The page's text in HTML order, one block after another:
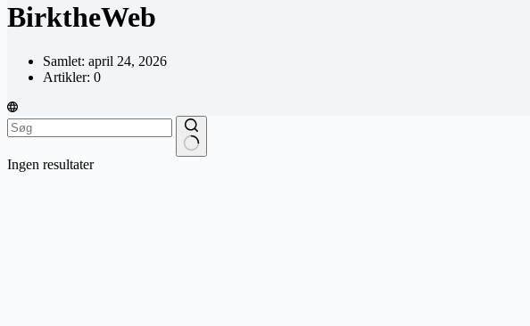
BirktheWeb
Samlet: april 24, 2026
Artikler: 0
Ingen resultater